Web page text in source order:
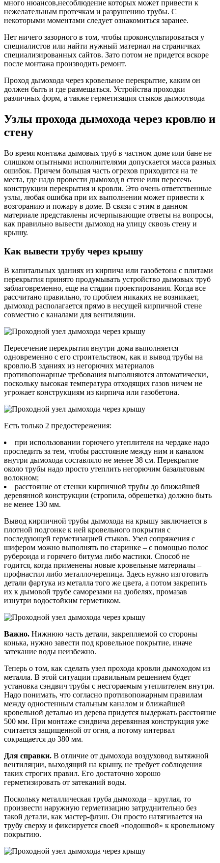
много нюансов,несоблюдение которых может привести к
нежелательным протечкам и разрушению трубы. С
некоторыми моментами следует ознакомиться заранее.
Нет ничего зазорного в том, чтобы проконсультироваться у
специалистов или найти нужный материал на страничках
специализированных сайтов. Зато потом не придется вскоре
после монтажа производить ремонт.
Проход дымохода через кровельное перекрытие, каким он
должен быть и где размещаться. Устройства проходки
различных форм, а также герметизация стыков дымоотвода
Узлы прохода дымохода через кровлю и
стену
Во время монтажа дымовых труб в частном доме или бане не
слишком опытными исполнителями допускается масса разных
ошибок. Причем большая часть огрехов приходится на те
места, где надо провести дымоход в стене или пересечь
конструкции перекрытия и кровли. Это очень ответственные
узлы, любая ошибка при их выполнении может привести к
возгоранию и пожару в доме. В связи с этим в данном
материале представлены исчерпывающие ответы на вопросы,
как правильно вывести дымоход на улицу сквозь стену и
крышу.
Как вывести трубу через крышу
В капитальных зданиях из кирпича или газобетона с плитами
перекрытия принято продумывать устройство дымовых труб
заблаговременно, еще на стадии проектирования. Когда все
рассчитано правильно, то проблем никаких не возникает,
дымоход располагается прямо в несущей кирпичной стене
совместно с каналами для вентиляции.
Пересечение перекрытия внутри дома выполняется
одновременно с его строительством, как и вывод трубы на
кровлю.В зданиях из негорючих материалов
противопожарные требования выполняются автоматически,
поскольку высокая температура отходящих газов ничем не
угрожает конструкциям из кирпича или газобетона.
Есть только 2 предостережения:
при использовании горючего утеплителя на чердаке надо
проследить за тем, чтобы расстояние между ним и каналом
внутри дымохода составляло не менее 38 см. Перекрытие
около трубы надо просто утеплить негорючим базальтовым
волокном;
расстояние от стенки кирпичной трубы до ближайшей
деревянной конструкции (стропила, обрешетка) должно быть
не менее 130 мм.
Вывод кирпичной трубы дымохода на крышу заключается в
плотной подгонке к ней кровельного покрытия с
последующей герметизацией стыков. Узел сопряжения с
шифером можно выполнять по старинке – с помощью полос
рубероида и горячего битума либо мастики. Способ не
годится, когда применены новые кровельные материалы –
профнастил либо металлочерепица. Здесь нужно изготовить
детали фартука из металла того же цвета, а потом закрепить
их к дымовой трубе саморезами на дюбелях, промазав
изнутри водостойким герметиком.
Важно. Нижнюю часть детали, закрепляемой со стороны
конька, нужно завести под кровельное покрытие, иначе
затекание воды неизбежно.
Теперь о том, как сделать узел прохода кровли дымоходом из
металла. В этой ситуации правильным решением будет
установка сэндвич трубы с несгораемым утеплителем внутри.
Надо понимать, что согласно противопожарным правилам
между одностенным стальным каналом и ближайшей
кровельной деталью из дерева придется выдержать расстояние
500 мм. При монтаже сэндвича деревянная конструкция уже
считается защищенной от огня, а потому интервал
сокращается до 380 мм.
Для справки. В отличие от дымохода воздуховод вытяжной
вентиляции, выходящий на крышу, не требует соблюдения
таких строгих правил. Его достаточно хорошо
герметизировать от затеканий воды.
Поскольку металлическая труба дымохода – круглая, то
произвести наружную герметизацию затруднительно без
такой детали, как мастер-флэш. Он просто натягивается на
трубу сверху и фиксируется своей «подошвой» к кровельному
покрытию.